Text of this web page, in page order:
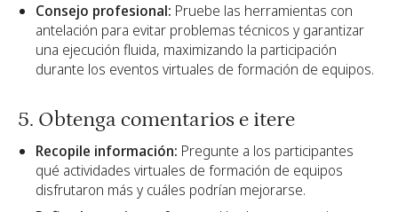
Consejo profesional: Pruebe las herramientas con
antelación para evitar problemas técnicos y garantizar
una ejecución fluida, maximizando la participación
durante los eventos virtuales de formación de equipos.
5. Obtenga comentarios e itere
Recopile información: Pregunte a los participantes
qué actividades virtuales de formación de equipos
disfrutaron más y cuáles podrían mejorarse.